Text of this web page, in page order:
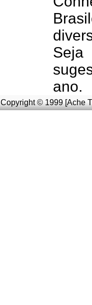
Seja
ano.
Copyright © 1999 [Ache